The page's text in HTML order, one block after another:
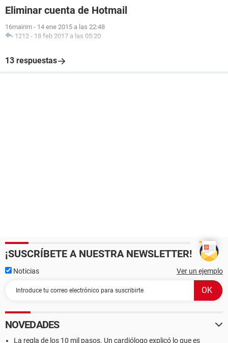
Eliminar cuenta de Hotmail
16mairim - 14 ene 2015 a las 22:48
1212 - 18 feb 2017 a las 05:20
13 respuestas
¡SUSCRÍBETE A NUESTRA NEWSLETTER!
Noticias Ver un ejemplo
NOVEDADES
La regla de los 10 mil pasos. Un cardiólogo explicó lo que es